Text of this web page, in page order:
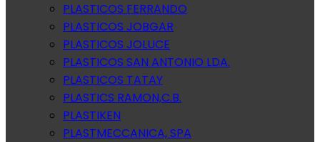
PLASTICOS FERRANDO
PLASTICOS JOBGAR
PLASTICOS JOLUCE
PLASTICOS SAN ANTONIO LDA.
PLASTICOS TATAY
PLASTICS RAMON,C.B.
PLASTIKEN
PLASTMECCANICA, SPA